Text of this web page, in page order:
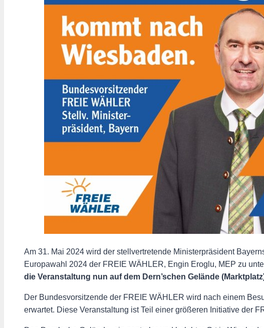
Am 31. Mai 2024 wird der stellvertretende Ministerpräsident
Europawahl 2024 der FREIE WÄHLER, Engin Eroglu, MEP zu
die Veranstaltung nun auf dem Dern’schen Gelände
Der Bundesvorsitzende der FREIE WÄHLER wird nach einem
erwartet. Diese Veranstaltung ist Teil einer größeren Initiative der